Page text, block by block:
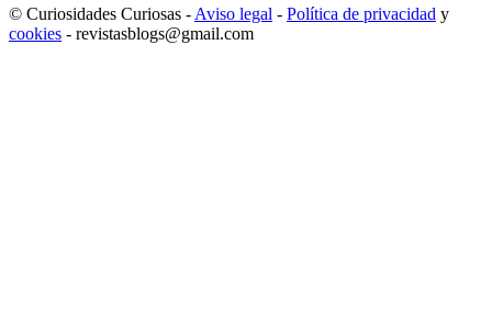
© Curiosidades Curiosas - Aviso legal - Política de privacidad y
cookies - revistasblogs@gmail.com